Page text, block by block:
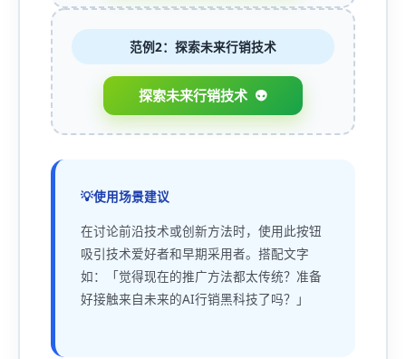
范例2：探索未来行销技术
探索未来行销技术
使用场景建议
在讨论前沿技术或创新方法时，使用此按钮
吸引技术爱好者和早期采用者。搭配文字
如：「觉得现在的推广方法都太传统？准备
好接触来自未来的AI行销黑科技了吗？」